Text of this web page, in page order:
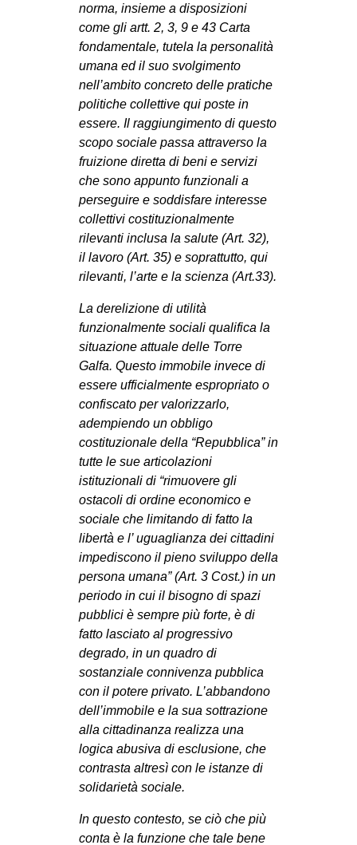
SEARCH
norma, insieme a disposizioni
come gli artt. 2, 3, 9 e 43 Carta
fondamentale, tutela la personalità
umana ed il suo svolgimento
nell’ambito concreto delle pratiche
politiche collettive qui poste in
essere. Il raggiungimento di questo
scopo sociale passa attraverso la
fruizione diretta di beni e servizi
che sono appunto funzionali a
perseguire e soddisfare interesse
collettivi costituzionalmente
rilevanti inclusa la salute (Art. 32),
il lavoro (Art. 35) e soprattutto, qui
rilevanti, l’arte e la scienza (Art.33).
La derelizione di utilità
funzionalmente sociali qualifica la
situazione attuale delle Torre
Galfa. Questo immobile invece di
essere ufficialmente espropriato o
confiscato per valorizzarlo,
adempiendo un obbligo
costituzionale della “Repubblica” in
tutte le sue articolazioni
istituzionali di “rimuovere gli
ostacoli di ordine economico e
sociale che limitando di fatto la
libertà e l’ uguaglianza dei cittadini
impediscono il pieno sviluppo della
persona umana” (Art. 3 Cost.) in un
periodo in cui il bisogno di spazi
pubblici è sempre più forte, è di
fatto lasciato al progressivo
degrado, in un quadro di
sostanziale connivenza pubblica
con il potere privato. L’abbandono
dell’immobile e la sua sottrazione
alla cittadinanza realizza una
logica abusiva di esclusione, che
contrasta altresì con le istanze di
solidarietà sociale.
In questo contesto, se ciò che più
conta è la funzione che tale bene